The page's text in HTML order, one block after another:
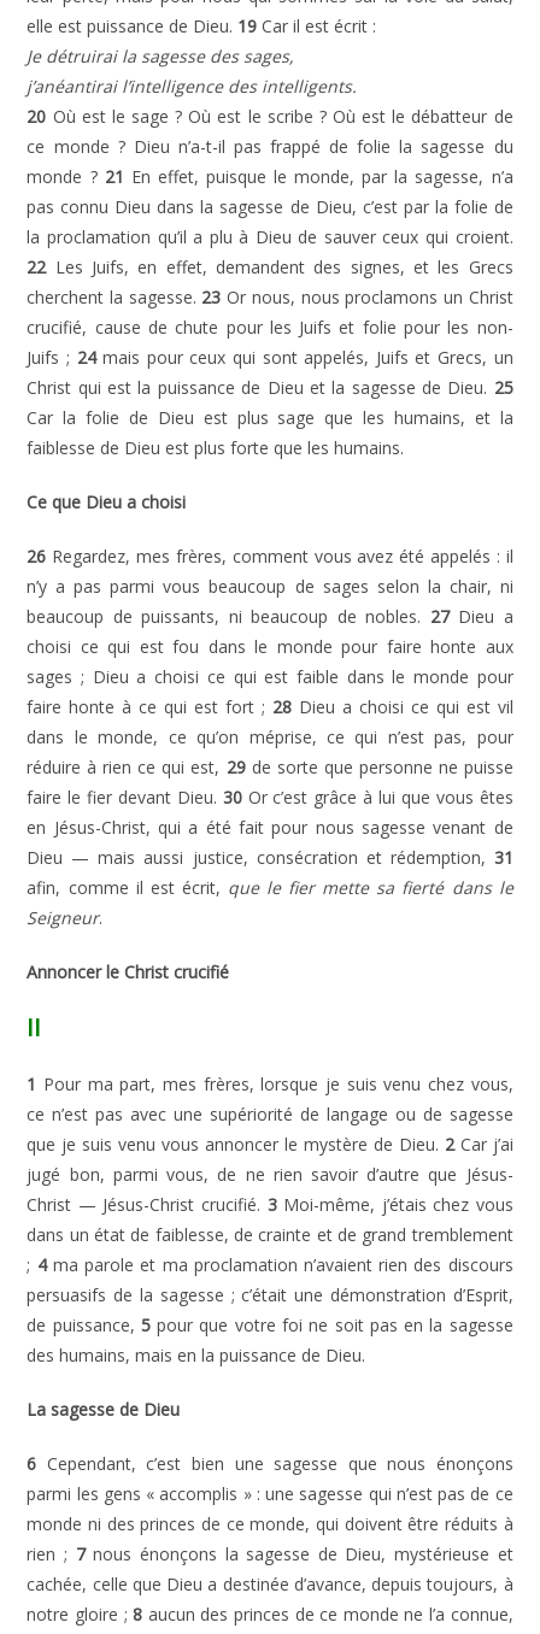
elle est puissance de Dieu. 19 Car il est écrit :
Je détruirai la sagesse des sages,
j’anéantirai l’intelligence des intelligents.
20 Où est le sage ? Où est le scribe ? Où est le débatteur de
ce monde ? Dieu n’a-t-il pas frappé de folie la sagesse du
monde ? 21 En effet, puisque le monde, par la sagesse, n’a
pas connu Dieu dans la sagesse de Dieu, c’est par la folie de
la proclamation qu’il a plu à Dieu de sauver ceux qui croient.
22Les Juifs, en effet, demandent des signes, et les Grecs
cherchent la sagesse. 23 Or nous, nous proclamons un Christ
crucifié, cause de chute pour les Juifs et folie pour les non-
Juifs ; 24mais pour ceux qui sont appelés, Juifs et Grecs, un
Christ qui est la puissance de Dieu et la sagesse de Dieu. 25
Car la folie de Dieu est plus sage que les humains, et la
faiblesse de Dieu est plus forte que les humains.
Ce que Dieu a choisi
26 Regardez, mes frères, comment vous avez été appelés : il
n’y a pas parmi vous beaucoup de sages selon la chair, ni
beaucoup de puissants, ni beaucoup de nobles. 27Dieu a
choisi ce qui est fou dans le monde pour faire honte aux
sages ; Dieu a choisi ce qui est faible dans le monde pour
faire honte à ce qui est fort ; 28Dieu a choisi ce qui est vil
dans le monde, ce qu’on méprise, ce qui n’est pas, pour
réduire à rien ce qui est, 29de sorte que personne ne puisse
faire le fier devant Dieu. 30Or c’est grâce à lui que vous êtes
en Jésus-Christ, qui a été fait pour nous sagesse venant de
Dieu — mais aussi justice, consécration et rédemption, 31
afin, comme il est écrit, que le fier mette sa fierté dans le
Seigneur.
Annoncer le Christ crucifié
II
1 Pour ma part, mes frères, lorsque je suis venu chez vous,
ce n’est pas avec une supériorité de langage ou de sagesse
que je suis venu vous annoncer le mystère de Dieu. 2Car j’ai
jugé bon, parmi vous, de ne rien savoir d’autre que Jésus-
Christ — Jésus-Christ crucifié. 3Moi-même, j’étais chez vous
dans un état de faiblesse, de crainte et de grand tremblement
; 4ma parole et ma proclamation n’avaient rien des discours
persuasifs de la sagesse ; c’était une démonstration d’Esprit,
de puissance, 5pour que votre foi ne soit pas en la sagesse
des humains, mais en la puissance de Dieu.
La sagesse de Dieu
6 Cependant, c’est bien une sagesse que nous énonçons
parmi les gens « accomplis » : une sagesse qui n’est pas de ce
monde ni des princes de ce monde, qui doivent être réduits à
rien ; 7nous énonçons la sagesse de Dieu, mystérieuse et
cachée, celle que Dieu a destinée d’avance, depuis toujours, à
notre gloire ; 8 aucun des princes de ce monde ne l’a connue,